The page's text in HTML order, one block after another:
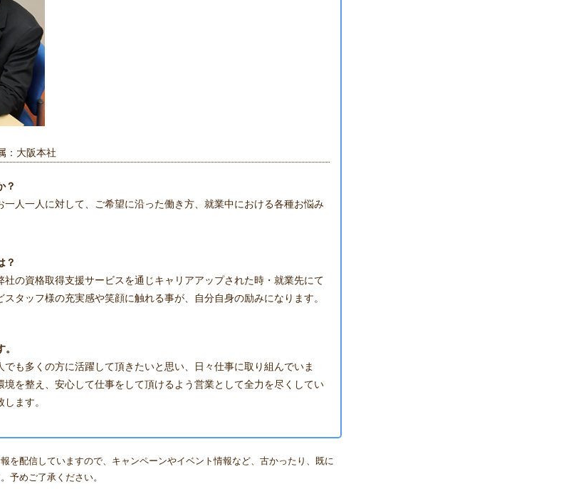
：大阪本社
？
人一人に対して、ご希望に沿った働き方、就業中における各種お悩み
？
の資格取得支援サービスを通じキャリアアップされた時・就業先にて
タッフ様の充実感や笑顔に触れる事が、自分自身の励みになります。
でも多くの方に活躍して頂きたいと思い、日々仕事に取り組んでいま
を整え、安心して仕事をして頂けるよう営業として全力を尽くしてい
ます。
を配信していますので、キャンペーンやイベント情報など、古かったり、既に
予めご了承ください。